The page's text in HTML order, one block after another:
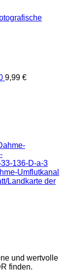
9,99 €
Umflutkanal
Landkarte der
und wertvolle
finden.